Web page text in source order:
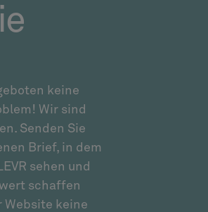
keine
Wir sind
Senden Sie
Brief, in dem
sehen und
schaffen
Website keine